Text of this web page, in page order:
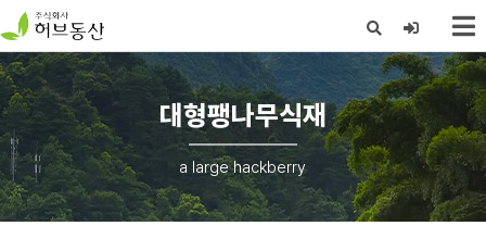
X
대형팽나무식재
a large hackberry